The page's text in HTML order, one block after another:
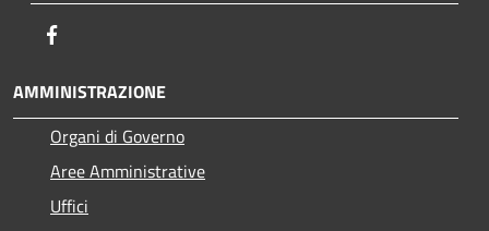
AMMINISTRAZIONE
Organi di Governo
Aree Amministrative
Uffici